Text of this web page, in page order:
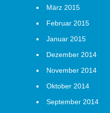
März 2015
Februar 2015
Januar 2015
Dezember 2014
November 2014
Oktober 2014
September 2014